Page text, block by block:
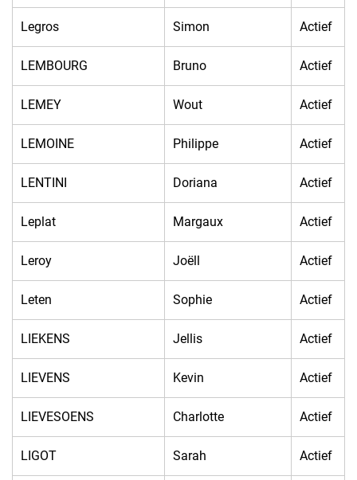
Legros Simon Actief
LEMBOURG Bruno Actief
LEMEY Wout Actief
LEMOINE Philippe Actief
LENTINI Doriana Actief
Leplat Margaux Actief
Leroy Joëll Actief
Leten Sophie Actief
LIEKENS Jellis Actief
LIEVENS Kevin Actief
LIEVESOENS Charlotte Actief
LIGOT Sarah Actief